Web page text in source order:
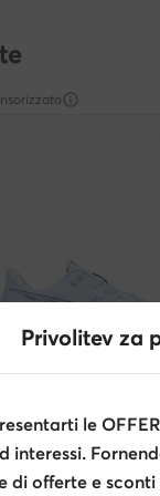
attuale
€
Privolitev za
le
interessi.
di offerte e